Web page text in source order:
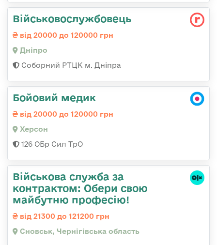
Військовослужбовець
від 20000 до 120000 грн
Дніпро
Соборний РТЦК м. Дніпра
Бойовий медик
від 20000 до 120000 грн
Херсон
126 ОБр Сил ТрО
Військова служба за
контрактом: Обери свою
майбутню професію!
від 21300 до 121200 грн
Сновськ, Чернігівська область